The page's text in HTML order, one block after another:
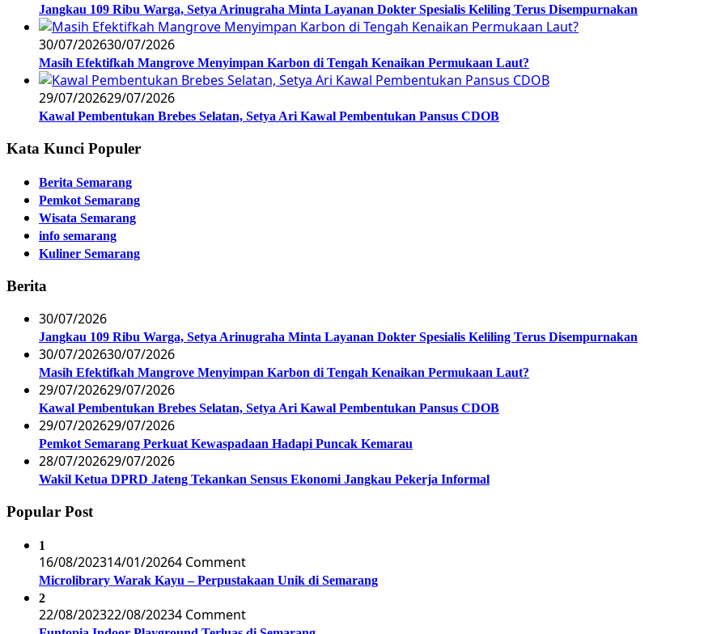
Jangkau 109 Ribu Warga, Setya Arinugraha Minta Layanan Dokter Spesialis Keliling Terus Disempurnakan
30/07/202630/07/2026
Masih Efektifkah Mangrove Menyimpan Karbon di Tengah Kenaikan Permukaan Laut?
29/07/202629/07/2026
Kawal Pembentukan Brebes Selatan, Setya Ari Kawal Pembentukan Pansus CDOB
Kata Kunci Populer
Berita Semarang
Pemkot Semarang
Wisata Semarang
info semarang
Kuliner Semarang
Berita
30/07/2026
Jangkau 109 Ribu Warga, Setya Arinugraha Minta Layanan Dokter Spesialis Keliling Terus Disempurnakan
30/07/202630/07/2026
Masih Efektifkah Mangrove Menyimpan Karbon di Tengah Kenaikan Permukaan Laut?
29/07/202629/07/2026
Kawal Pembentukan Brebes Selatan, Setya Ari Kawal Pembentukan Pansus CDOB
29/07/202629/07/2026
Pemkot Semarang Perkuat Kewaspadaan Hadapi Puncak Kemarau
28/07/202629/07/2026
Wakil Ketua DPRD Jateng Tekankan Sensus Ekonomi Jangkau Pekerja Informal
Popular Post
1
16/08/202314/01/20264 Comment
Microlibrary Warak Kayu – Perpustakaan Unik di Semarang
2
22/08/202322/08/20234 Comment